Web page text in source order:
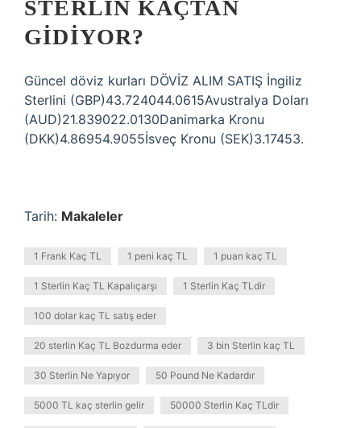
STERLIN KAÇTAN
GIDIYOR?
Güncel döviz kurları DÖVİZ ALIM SATIŞ İngiliz
Sterlini (GBP)43.724044.0615Avustralya Doları
(AUD)21.839022.0130Danimarka Kronu
(DKK)4.86954.9055İsveç Kronu (SEK)3.17453.
Tarih: Makaleler
1 Frank Kaç TL 1 peni kaç TL 1 puan kaç TL
1 Sterlin Kaç TL Kapalıçarşı 1 Sterlin Kaç TLdir
100 dolar kaç TL satış eder
20 sterlin Kaç TL Bozdurma eder 3 bin Sterlin kaç TL
30 Sterlin Ne Yapıyor 50 Pound Ne Kadardır
5000 TL kaç sterlin gelir 50000 Sterlin Kaç TLdir